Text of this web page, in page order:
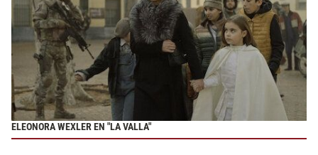
ELEONORA WEXLER EN "LA VALLA"